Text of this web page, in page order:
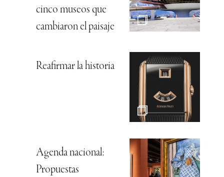
cinco museos que
cambiaron el paisaje
Reafirmar la historia
Agenda nacional:
Propuestas